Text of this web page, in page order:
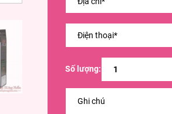
Số lượng: